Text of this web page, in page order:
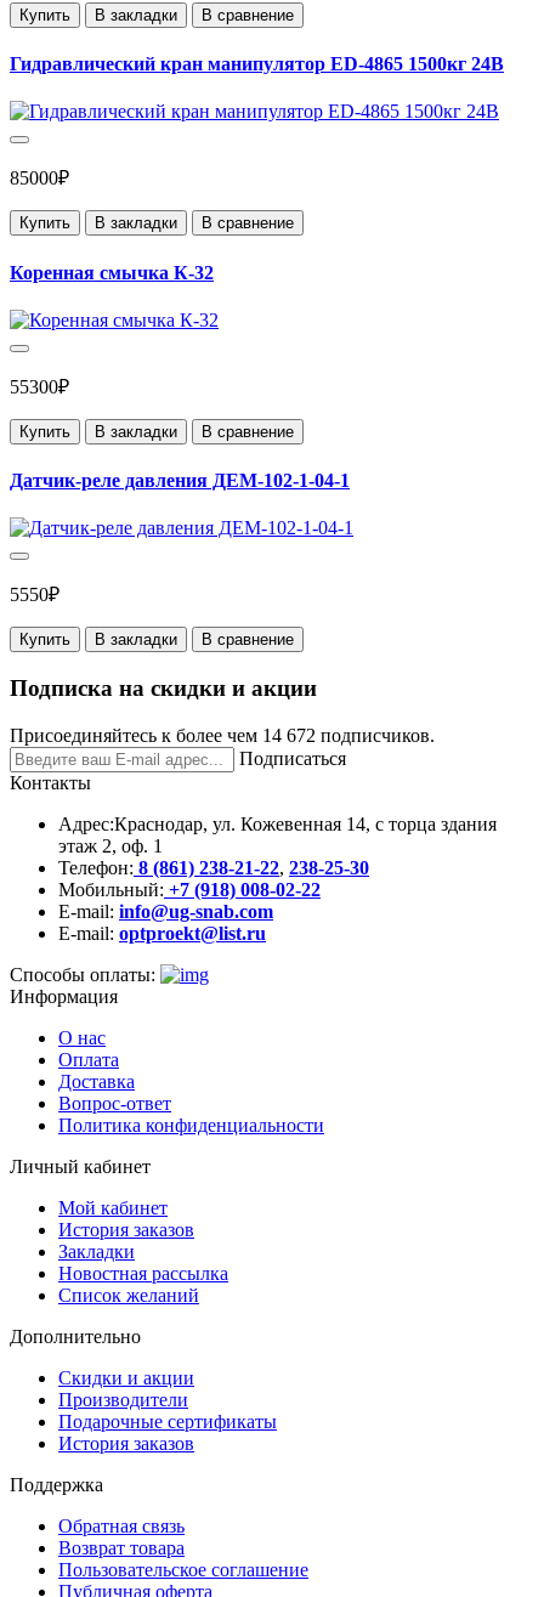
Купить В закладки В сравнение
Гидравлический кран манипулятор ED-4865 1500кг 24В
85000₽
Купить В закладки В сравнение
Коренная смычка К-32
55300₽
Купить В закладки В сравнение
Датчик-реле давления ДЕМ-102-1-04-1
5550₽
Купить В закладки В сравнение
Подписка на скидки и акции
Присоединяйтесь к более чем 14 672 подписчиков.
Подписаться
Контакты
Адрес:Краснодар, ул. Кожевенная 14, с торца здания
этаж 2, оф. 1
Телефон: 8 (861) 238-21-22, 238-25-30
Мобильный: +7 (918) 008-02-22
E-mail: info@ug-snab.com
E-mail: optproekt@list.ru
Способы оплаты:
Информация
О нас
Оплата
Доставка
Вопрос-ответ
Политика конфиденциальности
Личный кабинет
Мой кабинет
История заказов
Закладки
Новостная рассылка
Список желаний
Дополнительно
Скидки и акции
Производители
Подарочные сертификаты
История заказов
Поддержка
Обратная связь
Возврат товара
Пользовательское соглашение
Публичная оферта